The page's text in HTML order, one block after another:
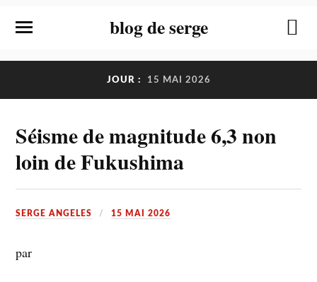
blog de serge
JOUR : 15 MAI 2026
Séisme de magnitude 6,3 non
loin de Fukushima
SERGE ANGELES 15 MAI 2026
par